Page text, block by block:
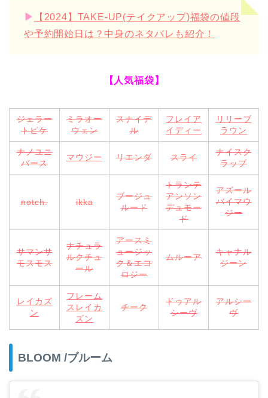
▶︎
【2024】TAKE-UP(テイクアップ)福袋の値段
や予約開始日は？中身のネタバレも紹介！
【人気福袋】
ジェラー
トピケ
ミラオー
ウェン
スナイデ
ル
フレイア
イディー
リリーブ
ラウン
ナノユニ
バース
マウジー リエンダ スライ
ナイスク
ラップ
notch. ikka
ブージュ
ルード
トランテ
アンソン
デュモー
ド
アズール
バイマウ
ジー
サマンサ
モスモス
ナチュラ
ルクチュ
ール
アースミ
ュージッ
ク＆エコ
ロジー
ムルーア
キャナル
ジーン
レイカズ
ン
フレーム
スレイカ
ズン
チーク
ドゥアル
シーヴ
アルシー
ヴ
BLOOM /ブルーム